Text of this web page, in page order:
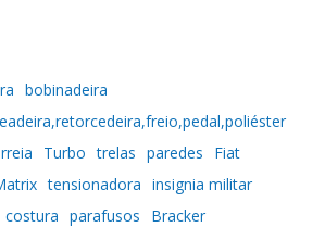
bobinadeira
Turbo trelas paredes
Fiat
tensionadora insignia militar
costura parafusos Bracker